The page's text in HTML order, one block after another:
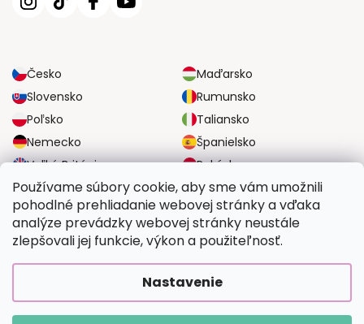
Používame súbory cookie, aby sme vám umožnili
pohodlné prehliadanie webovej stránky a vďaka
analýze prevádzky webovej stránky neustále
zlepšovali jej funkcie, výkon a použiteľnosť.
Nastavenie
Česko
Maďarsko
Slovensko
Rumunsko
Poľsko
Taliansko
Nemecko
Španielsko
Veľká Británia
Rakúsko
SPOĽAHLIVÉ MOŽNOSTI DOPRAVY
BEZPEČNÉ MOŽNOSTI PLATBY